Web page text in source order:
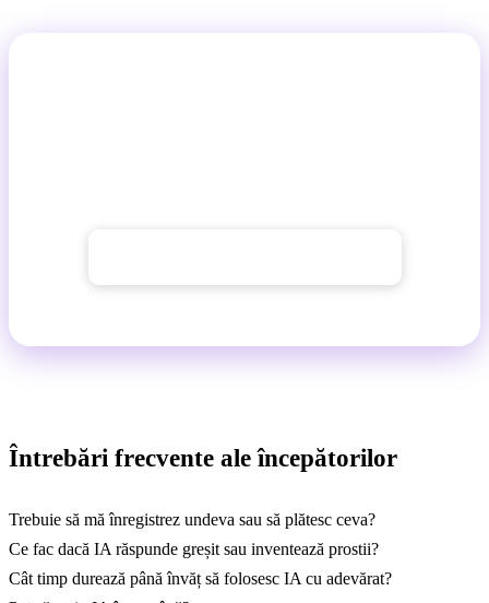
Întrebări frecvente ale începătorilor
Trebuie să mă înregistrez undeva sau să plătesc ceva?
Ce fac dacă IA răspunde greșit sau inventează prostii?
Cât timp durează până învăț să folosesc IA cu adevărat?